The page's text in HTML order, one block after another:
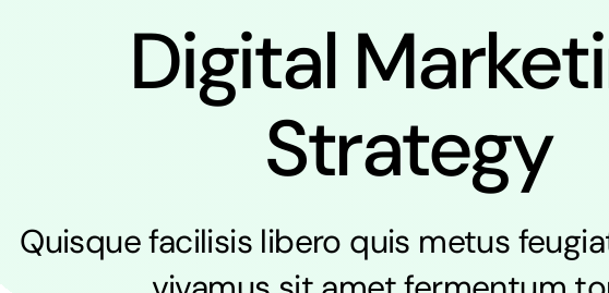
Digital
Strategy
Quisque facilisis libero quis metus